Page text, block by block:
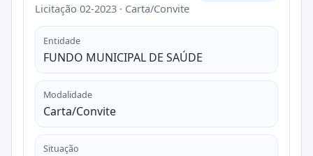
Licitação 02-2023 · Carta/Convite
Entidade
FUNDO MUNICIPAL DE SAÚDE
Modalidade
Carta/Convite
Situação